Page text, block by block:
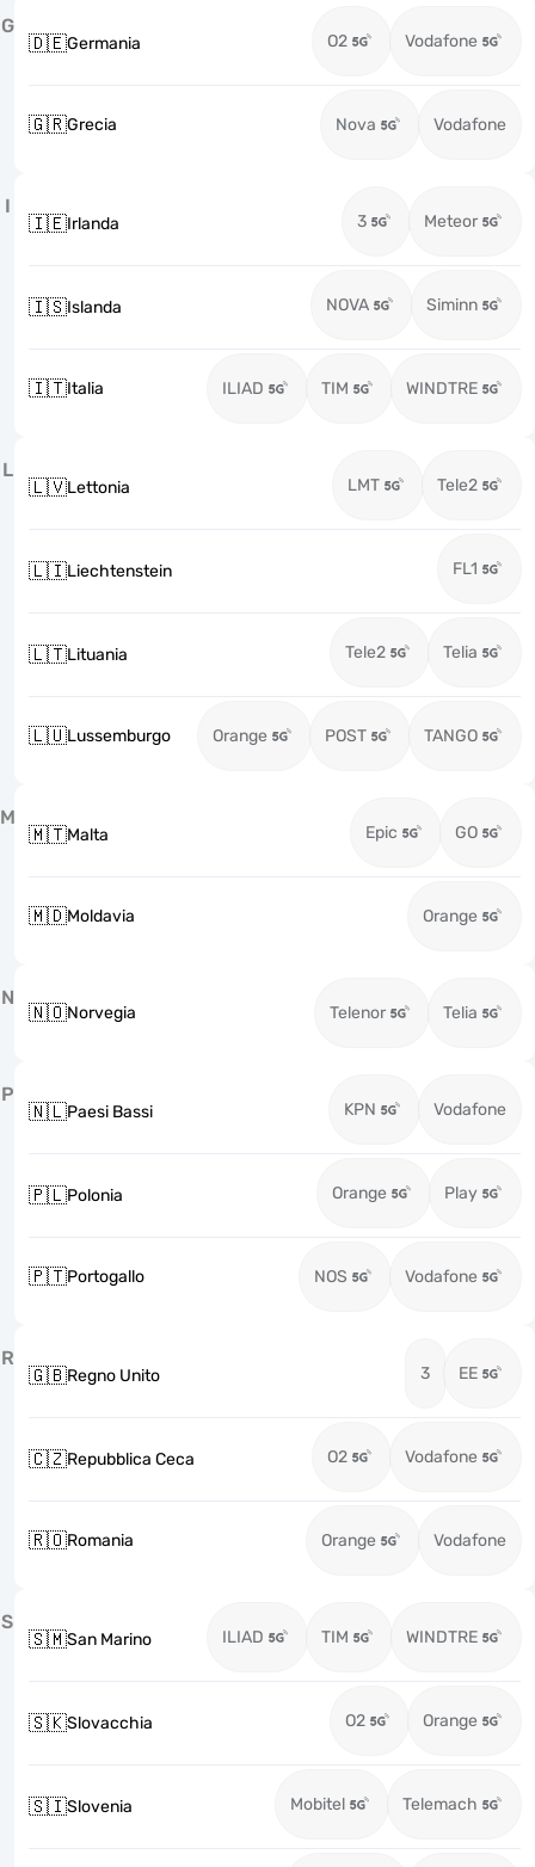
G
🇩🇪Germania O2 Vodafone
🇬🇷Grecia Nova Vodafone
I
🇮🇪Irlanda 3 Meteor
🇮🇸Islanda NOVA Siminn
🇮🇹Italia ILIAD TIM WINDTRE
L
🇱🇻Lettonia LMT Tele2
🇱🇮Liechtenstein FL1
🇱🇹Lituania Tele2 Telia
🇱🇺Lussemburgo Orange POST TANGO
M
🇲🇹Malta Epic GO
🇲🇩Moldavia Orange
N
🇳🇴Norvegia Telenor Telia
P
🇳🇱Paesi Bassi KPN Vodafone
🇵🇱Polonia Orange Play
🇵🇹Portogallo NOS Vodafone
R
🇬🇧Regno Unito 3 EE
🇨🇿Repubblica Ceca O2 Vodafone
🇷🇴Romania Orange Vodafone
S
🇸🇲San Marino ILIAD TIM WINDTRE
🇸🇰Slovacchia O2 Orange
🇸🇮Slovenia Mobitel Telemach